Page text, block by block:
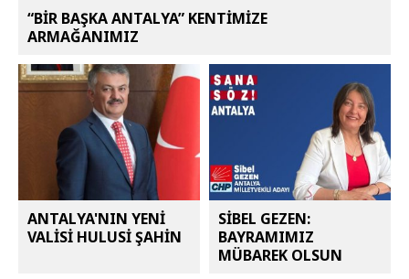
“BİR BAŞKA ANTALYA” KENTİMİZE
ARMAĞANIMIZ
ANTALYA'NIN YENİ
VALİSİ HULUSİ ŞAHİN
SİBEL GEZEN:
BAYRAMIMIZ
MÜBAREK OLSUN